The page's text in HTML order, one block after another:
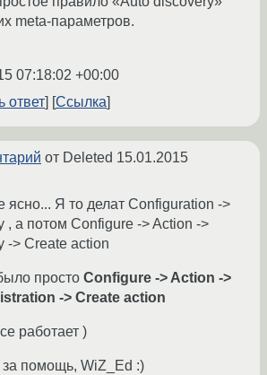
meta-параметров.
07:18:02 +00:00
ответ
Ссылка
от Deleted 15.01.2015
ясно... Я то делат Configuration ->
, а потом Configure -> Action ->
-> Create action
просто Configure -> Action ->
-> Create action
работает )
помощь, WiZ_Ed :)